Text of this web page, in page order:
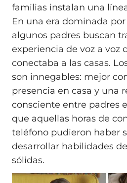
familias instalan una
En una era dominada
algunos padres buscan
experiencia de voz a voz
conectaba a las casas.
son innegables: mejor
presencia en casa y una
consciente entre padres
que aquellas horas de
teléfono pudieron haber
desarrollar habilidades
sólidas.